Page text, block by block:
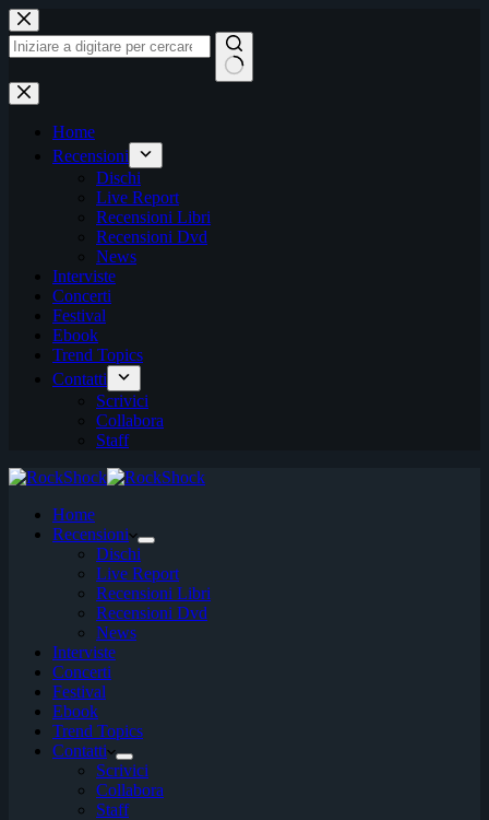
Salta
al
contenuto
Nessun
risultato
Home
Recensioni
Dischi
Live Report
Recensioni Libri
Recensioni Dvd
News
Interviste
Concerti
Festival
Ebook
Trend Topics
Contatti
Scrivici
Collabora
Staff
Home
Recensioni
Dischi
Live Report
Recensioni Libri
Recensioni Dvd
News
Interviste
Concerti
Festival
Ebook
Trend Topics
Contatti
Scrivici
Collabora
Staff